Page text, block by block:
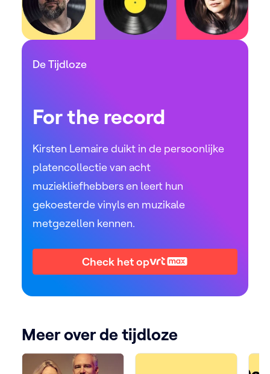
De Tijdloze
For the record
Kirsten Lemaire duikt in de persoonlijke
platencollectie van acht
muziekliefhebbers en leert hun
gekoesterde vinyls en muzikale
metgezellen kennen.
Check het op
Meer over de tijdloze